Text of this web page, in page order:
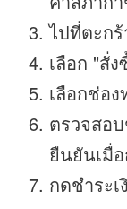
ไปที่ตะก
เลือก "สั่
เลือกช่อง
ตรวจสอ
ยืนยันเมื่
กดชำระเ